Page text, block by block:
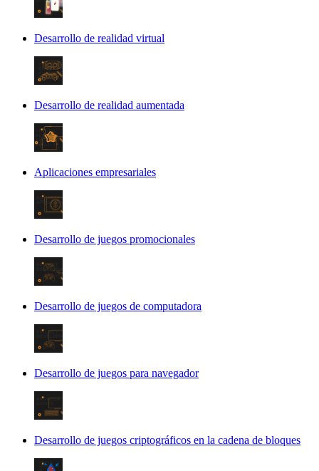
Desarrollo de realidad virtual
Desarrollo de realidad aumentada
Aplicaciones empresariales
Desarrollo de juegos promocionales
Desarrollo de juegos de computadora
Desarrollo de juegos para navegador
Desarrollo de juegos criptográficos en la cadena de bloques